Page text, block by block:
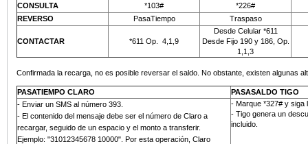
CONSULTA *103#
*226#
REVERSO
PasaTiempo Traspaso
CONTACTAR *611 Op. 4,1,9
Desde Celular *611
Desde Fijo 190 y 186, Op.
1,1,3
Confirmada la recarga, no es posible reversar el saldo. No obstante, existen algunas
PASATIEMPO CLARO
PASASALDO TIGO
- Enviar un SMS al número 393
- El contenido del mensaje debe ser el número de Claro a
recargar, seguido de un espacio y el monto a transferir.
Ejemplo: "31012345678 10000". Por esta operación, Claro
- Marque *327# y siga
- Tigo genera un
incluido.